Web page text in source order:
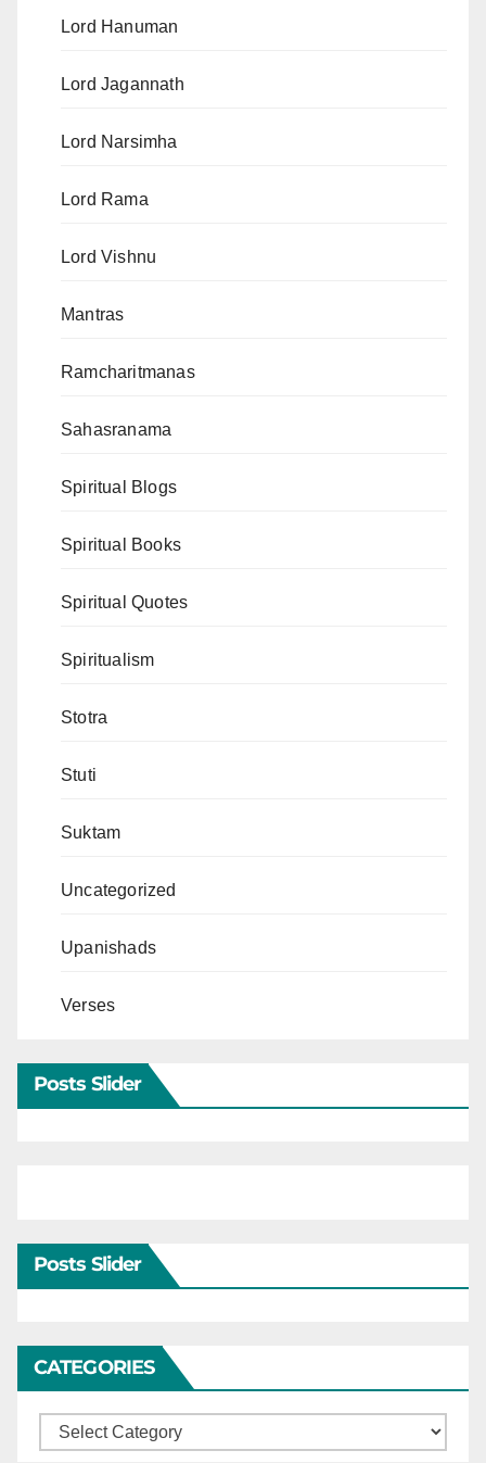
Lord Hanuman
Lord Jagannath
Lord Narsimha
Lord Rama
Lord Vishnu
Mantras
Ramcharitmanas
Sahasranama
Spiritual Blogs
Spiritual Books
Spiritual Quotes
Spiritualism
Stotra
Stuti
Suktam
Uncategorized
Upanishads
Verses
Posts Slider
Posts Slider
CATEGORIES
Categories